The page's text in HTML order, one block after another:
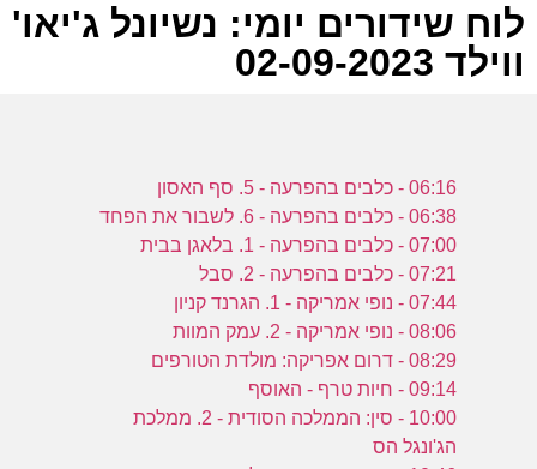
לוח שידורים יומי: נשיונל ג'יאו'
ווילד 02-09-2023
06:16 - כלבים בהפרעה - 5. סף האסון
06:38 - כלבים בהפרעה - 6. לשבור את הפחד
07:00 - כלבים בהפרעה - 1. בלאגן בבית
07:21 - כלבים בהפרעה - 2. סבל
07:44 - נופי אמריקה - 1. הגרנד קניון
08:06 - נופי אמריקה - 2. עמק המוות
08:29 - דרום אפריקה: מולדת הטורפים
09:14 - חיות טרף - האוסף
10:00 - סין: הממלכה הסודית - 2. ממלכת
הג'ונגל הס